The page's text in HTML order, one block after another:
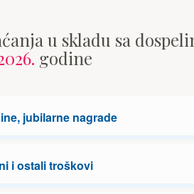
u skladu sa
godine
jubilarne nagrade
i ostali troškovi